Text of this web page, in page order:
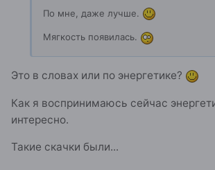
По мне, даже лучше.
Мягкость появилась.
Это в словах или по энергетике?
Как я воспринимаюсь сейчас
интересно.
Такие скачки были...